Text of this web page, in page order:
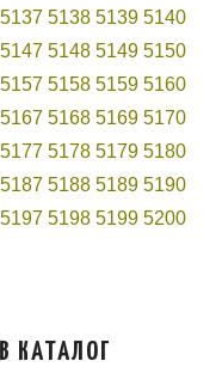
5137 5138 5139 5140
5147 5148 5149 5150
5157 5158 5159 5160
5167 5168 5169 5170
5177 5178 5179 5180
5187 5188 5189 5190
5197 5198 5199 5200
КАТАЛОГ